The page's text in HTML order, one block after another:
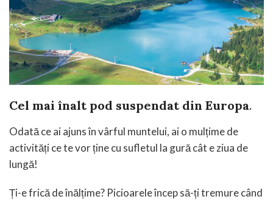
Cel mai înalt pod suspendat din Europa.
Odată ce ai ajuns în vârful muntelui, ai o mulțime de
activități ce te vor ține cu sufletul la gură cât e ziua de
lungă!
Ți-e frică de înălțime? Picioarele încep să-ți tremure când